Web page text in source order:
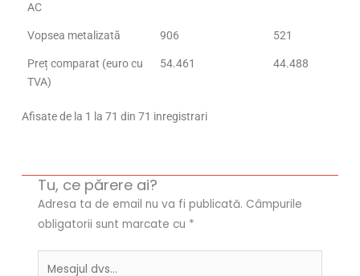
AC
Vopsea metalizată 906 521
Preț comparat (euro cu
TVA)
54.461 44.488
Afisate de la 1 la 71 din 71 inregistrari
Tu, ce părere ai?
Adresa ta de email nu va fi publicată. Câmpurile
obligatorii sunt marcate cu *